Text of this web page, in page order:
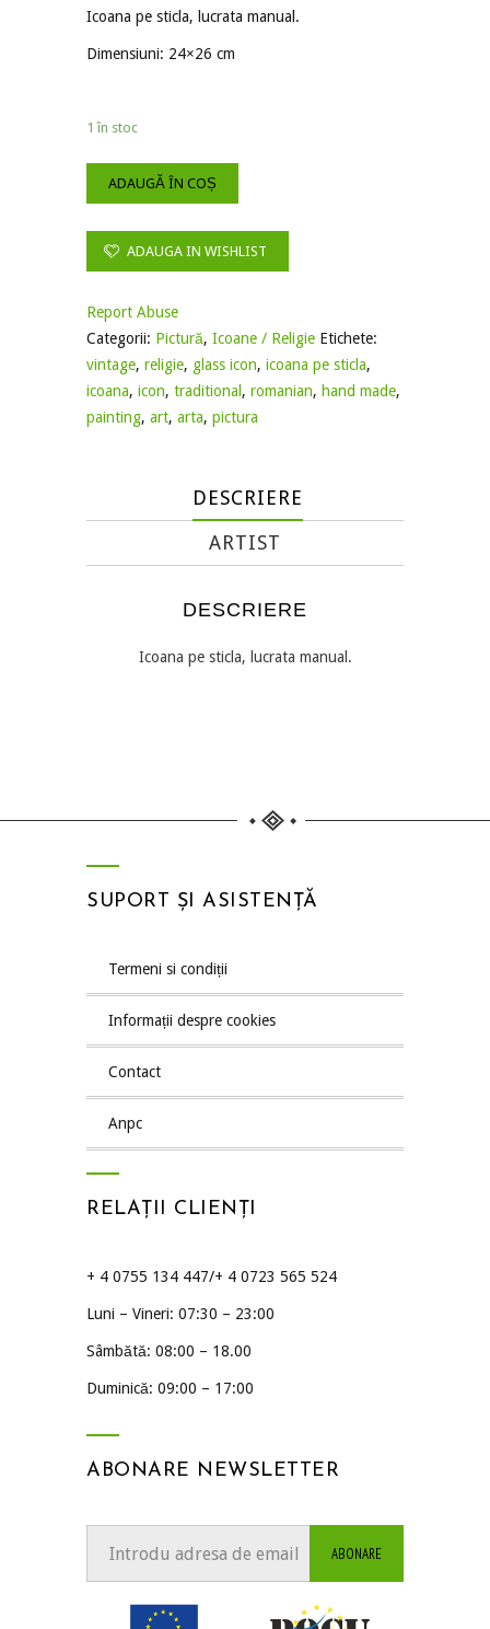
Icoana pe sticla, lucrata manual.
Dimensiuni: 24×26 cm
1 în stoc
ADAUGĂ ÎN COȘ
ADAUGA IN WISHLIST
Report Abuse
Categorii: Pictură, Icoane / Religie Etichete:
vintage, religie, glass icon, icoana pe sticla,
icoana, icon, traditional , romanian, hand made,
painting, art, arta, pictura
DESCRIERE
ARTIST
DESCRIERE
Icoana pe sticla, lucrata manual.
SUPORT ȘI ASISTENȚĂ
termeni si condiții
informații despre cookies
contact
anpc
RELAȚII CLIENȚI
+ 4 0755 134 447/+ 4 0723 565 524
Luni – Vineri: 07:30 – 23:00
Sâmbătă: 08:00 – 18.00
Duminică: 09:00 – 17:00
ABONARE NEWSLETTER